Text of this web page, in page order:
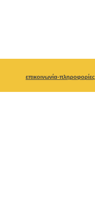
επικοινωνία-πληροφορίες